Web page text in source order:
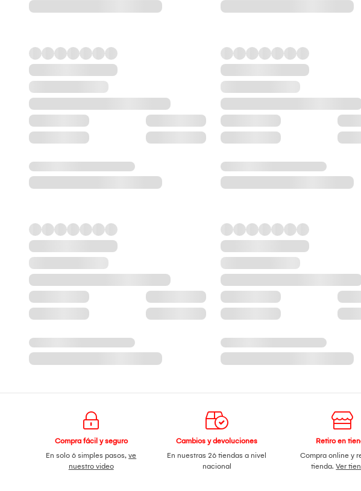
Compra fácil y seguro
En solo 6 simples pasos,ve
nuestro video
Cambios y devoluciones
En nuestras 26 tiendas a nivel
nacional
Retiro en
Compra online y
tienda.Ver